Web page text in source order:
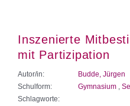
Inszenierte
mit Partizipation
Autor/in:
Budde, Jürgen
Schulform:
Gymnasium
Schlagworte: